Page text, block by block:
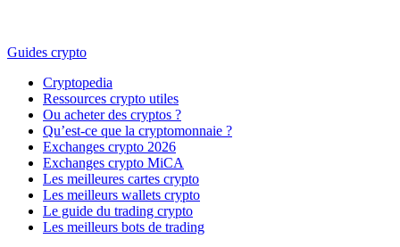
Guides crypto
Cryptopedia
Ressources crypto utiles
Ou acheter des cryptos ?
Qu’est-ce que la cryptomonnaie ?
Exchanges crypto 2026
Exchanges crypto MiCA
Les meilleures cartes crypto
Les meilleurs wallets crypto
Le guide du trading crypto
Les meilleurs bots de trading